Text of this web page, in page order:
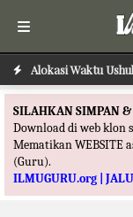
Alokasi Waktu
Alokasi Waktu
SILAHKAN SIMPAN
Download di web klon
Mematikan WEBSITE
(Guru).
ILMUGURU.org |